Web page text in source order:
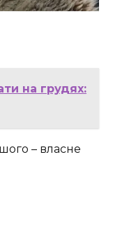
на грудях:
– власне